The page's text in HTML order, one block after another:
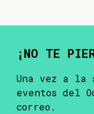
¡NO TE
Una vez a la
eventos del
correo.